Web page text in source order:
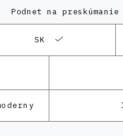
na preskúmanie
SK